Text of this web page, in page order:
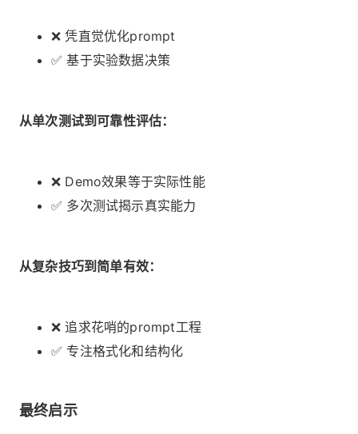
❌ 凭直觉优化prompt
✅ 基于实验数据决策
从单次测试到可靠性评估：
❌ Demo效果等于实际性能
✅ 多次测试揭示真实能力
从复杂技巧到简单有效：
❌ 追求花哨的prompt工程
✅ 专注格式化和结构化
最终启示